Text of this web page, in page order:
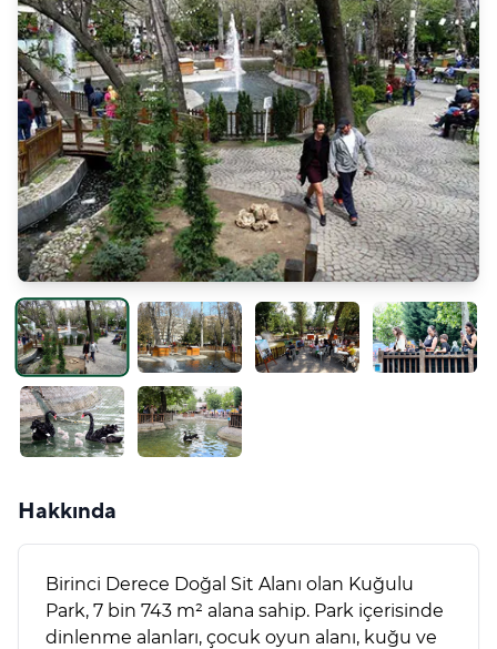
Hakkında
Birinci Derece Doğal Sit Alanı olan Kuğulu
Park, 7 bin 743 m² alana sahip. Park içerisinde
dinlenme alanları, çocuk oyun alanı, kuğu ve